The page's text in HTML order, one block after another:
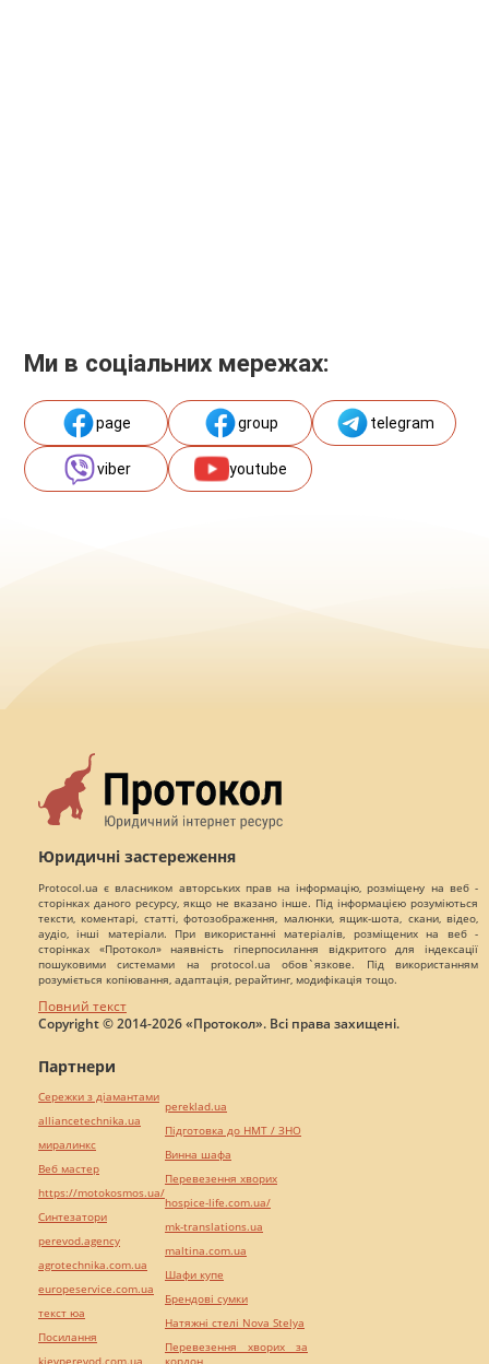
Ми в соціальних мережах:
page group telegram
viber youtube
Юридичні застереження
Protocol.ua є власником авторських прав на інформацію, розміщену на веб -
сторінках даного ресурсу, якщо не вказано інше. Під інформацією розуміються
тексти, коментарі, статті, фотозображення, малюнки, ящик-шота, скани, відео,
аудіо, інші матеріали. При використанні матеріалів, розміщених на веб -
сторінках «Протокол» наявність гіперпосилання відкритого для індексації
пошуковими системами на protocol.ua обов`язкове. Під використанням
розуміється копіювання, адаптація, рерайтинг, модифікація тощо.
Повний текст
Copyright © 2014-2026 «Протокол». Всі права захищені.
Партнери
Сережки з діамантами
alliancetechnika.ua
миралинкс
Веб мастер
https://motokosmos.ua/
Синтезатори
perevod.agency
agrotechnika.com.ua
europeservice.com.ua
текст юа
Посилання
kievperevod.com.ua
pereklad.ua
Підготовка до НМТ / ЗНО
Винна шафа
Перевезення хворих
hospice-life.com.ua/
mk-translations.ua
maltina.com.ua
Шафи купе
Брендові сумки
Натяжні стелі Nova Stelya
Перевезення хворих за
кордон